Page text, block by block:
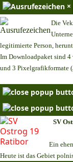
×
Die
legitimierte Person,
Im Downloadpaket sind 4
und 3 Pixelgrafikformate
SV
Ein
Heute ist das Gebiet